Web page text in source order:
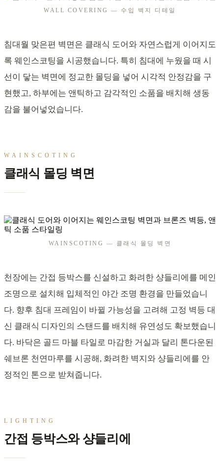
WALL COVERING — 수입 벽지 디테일
침대월 맞은편 벽면은 클래식 도어와 자연스럽게 이어지도
록 웨인스코팅을 시공했습니다. 특히 침대에 누웠을 때 시
선이 닿는 벽면에 정교한 몰딩을 넣어 시각적 안정감을 구
현했고, 하부에는 앤틱하고 감각적인 소품을 배치해 생동
감을 불어넣었습니다.
WAINSCOTING
클래식 몰딩 벽면
WAINSCOTING — 클래식 몰딩 벽면
천장에는 간접 등박스를 신설하고 화려한 샹들리에를 메인
조명으로 설치해 입체적인 야간 조명 환경을 만들었습니
다. 향후 침대 프레임이 바뀔 가능성을 고려해 고정 벽등 대
신 클래식 디자인의 스탠드를 배치해 유연성도 확보했습니
다. 바닥은 골드 마블 타일로 마감한 거실과 달리 톤다운된
쉐브론 천연마루를 시공해, 화려한 벽지와 샹들리에를 안
정적인 톤으로 받쳐줍니다.
LIGHTING
간접 등박스와 샹들리에